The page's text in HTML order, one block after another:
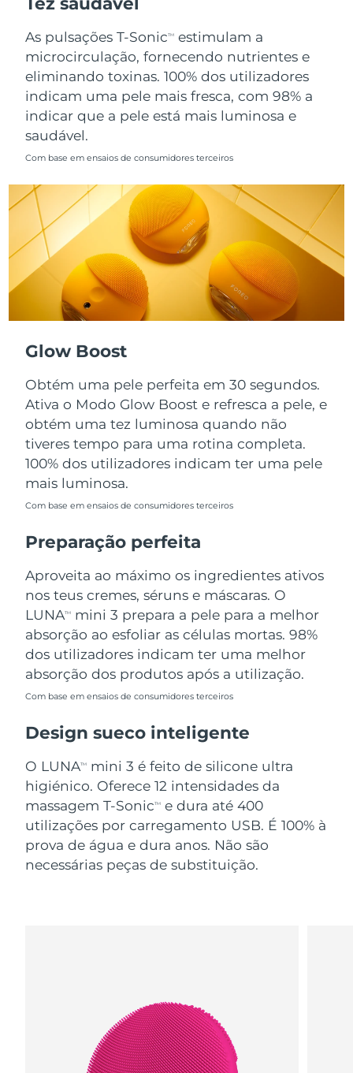
As pulsações T-SonicTM
estimulam a
microcirculação, fornecendo nutrientes e
eliminando toxinas. 100% dos utilizadores
indicam uma pele mais fresca, com 98% a
indicar que a pele está mais luminosa e
saudável.
Com base em ensaios de consumidores terceiros
Glow Boost
Obtém uma pele perfeita em 30 segundos.
Ativa o Modo Glow Boost e refresca a pele, e
obtém uma tez luminosa quando não
tiveres tempo para uma rotina completa.
100% dos utilizadores indicam ter uma pele
mais luminosa.
Com base em ensaios de consumidores terceiros
Preparação perfeita
Aproveita ao máximo os ingredientes ativos
nos teus cremes, séruns e máscaras. O
LUNATM
mini 3 prepara a pele para a melhor
absorção ao esfoliar as células mortas. 98%
dos utilizadores indicam ter uma melhor
absorção dos produtos após a utilização.
Com base em ensaios de consumidores terceiros
Design sueco inteligente
O LUNATM
mini 3 é feito de silicone ultra
higiénico. Oferece 12 intensidades da
massagem T-SonicTM
e dura até 400
utilizações por carregamento USB. É 100% à
prova de água e dura anos. Não são
necessárias peças de substituição.
Singapura Entrega prevista
Eslováquia
Eslovênia Entrega prevista8/9/26
África do Sul
Espanha Entrega prevista 8/9/26
Suécia Entrega prevista 8/9/26
Suíça Entrega prevista8/9/26
Taiwan
Tailândia
Turquia Entrega prevista8/10/26
Emirados Árabes
Unidos
Entrega prevista8/10/26
Reino Unido
Vietnã Entrega prevista